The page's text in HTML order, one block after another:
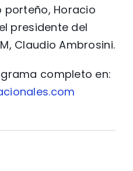
porteño, Horacio
presidente del
Claudio Ambrosini.
completo en: